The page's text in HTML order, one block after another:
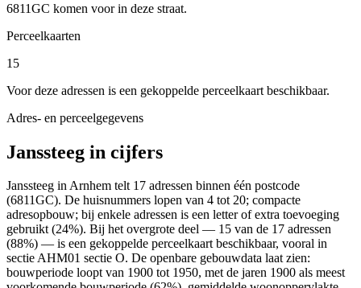
6811GC komen voor in deze straat.
Perceelkaarten
15
Voor deze adressen is een gekoppelde perceelkaart beschikbaar.
Adres- en perceelgegevens
Janssteeg in cijfers
Janssteeg in Arnhem telt 17 adressen binnen één postcode
(6811GC). De huisnummers lopen van 4 tot 20; compacte
adresopbouw; bij enkele adressen is een letter of extra toevoeging
gebruikt (24%). Bij het overgrote deel — 15 van de 17 adressen
(88%) — is een gekoppelde perceelkaart beschikbaar, vooral in
sectie AHM01 sectie O. De openbare gebouwdata laat zien:
bouwperiode loopt van 1900 tot 1950, met de jaren 1900 als meest